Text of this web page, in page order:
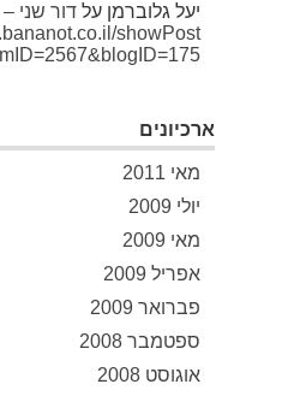
יעל גלוברמן על דור שני –
showPost
ארכיונים
מאי 2011
יולי 2009
מאי 2009
אפריל 2009
פברואר 2009
ספטמבר 2008
אוגוסט 2008